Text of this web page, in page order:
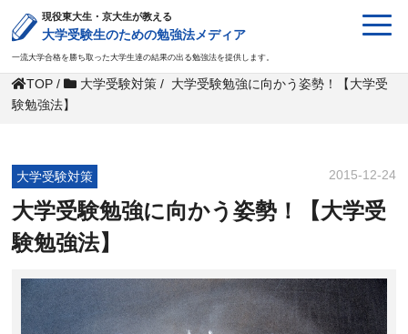
現役東大生・京大生が教える
大学受験生のための勉強法メディア
一流大学合格を勝ち取った大学生達の結果の出る勉強法を提供します。
TOP / 大学受験対策 / 大学受験勉強に向かう姿勢！【大学受
験勉強法】
大学受験対策 2015-12-24
大学受験勉強に向かう姿勢！【大学受
験勉強法】